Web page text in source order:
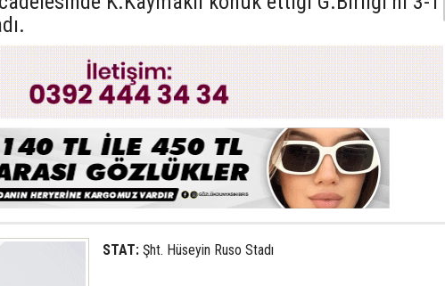
STAT: Şht. Hüseyin Ruso Stadı